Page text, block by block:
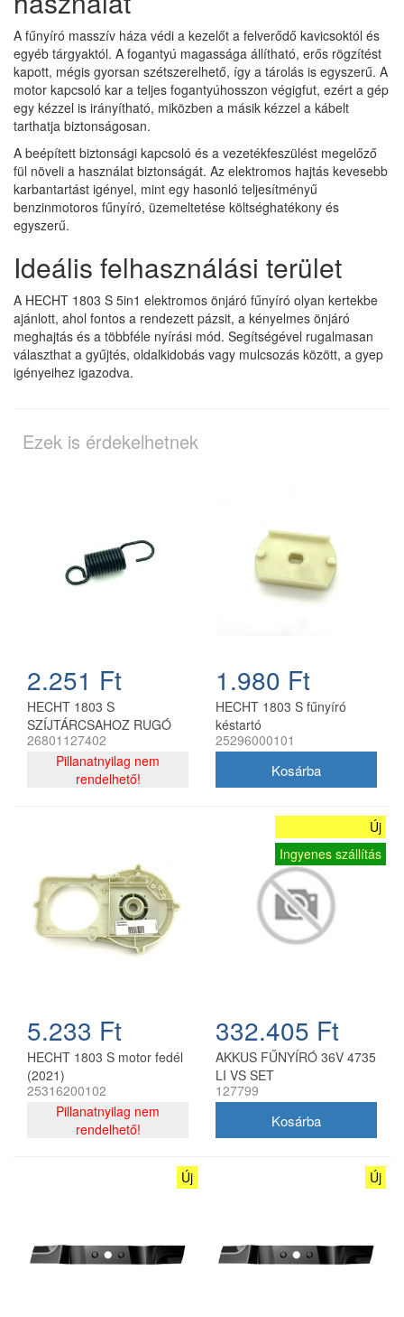
A fűnyíró masszív háza védi a kezelőt a felverődő kavicsoktól és
egyéb tárgyaktól. A fogantyú magassága állítható, erős rögzítést
kapott, mégis gyorsan szétszerelhető, így a tárolás is egyszerű. A
motor kapcsoló kar a teljes fogantyúhosszon végigfut, ezért a gép
egy kézzel is irányítható, miközben a másik kézzel a kábelt
tarthatja biztonságosan.
A beépített biztonsági kapcsoló és a vezetékfeszülést megelőző
fül növeli a használat biztonságát. Az elektromos hajtás kevesebb
karbantartást igényel, mint egy hasonló teljesítményű
benzinmotoros fűnyíró, üzemeltetése költséghatékony és
egyszerű.
Ideális felhasználási terület
A HECHT 1803 S 5in1 elektromos önjáró fűnyíró olyan kertekbe
ajánlott, ahol fontos a rendezett pázsit, a kényelmes önjáró
meghajtás és a többféle nyírási mód. Segítségével rugalmasan
választhat a gyűjtés, oldalkidobás vagy mulcsozás között, a gyep
igényeihez igazodva.
Ezek is érdekelhetnek
2.251 Ft
HECHT 1803 S
SZÍJTÁRCSAHOZ RUGÓ
26801127402
Pillanatnyilag nem
rendelhető!
1.980 Ft
HECHT 1803 S fűnyíró
késtartó
25296000101
5.233 Ft
HECHT 1803 S motor fedél
(2021)
25316200102
Pillanatnyilag nem
rendelhető!
Új
Ingyenes szállítás
332.405 Ft
AKKUS FŰNYÍRÓ 36V 4735
LI VS SET
127799
Új Új